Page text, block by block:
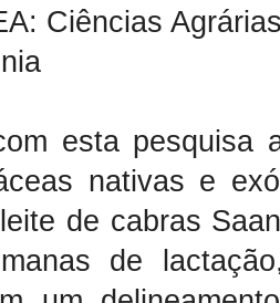
Ciências
esta pesquisa
nativas e
de cabras
de